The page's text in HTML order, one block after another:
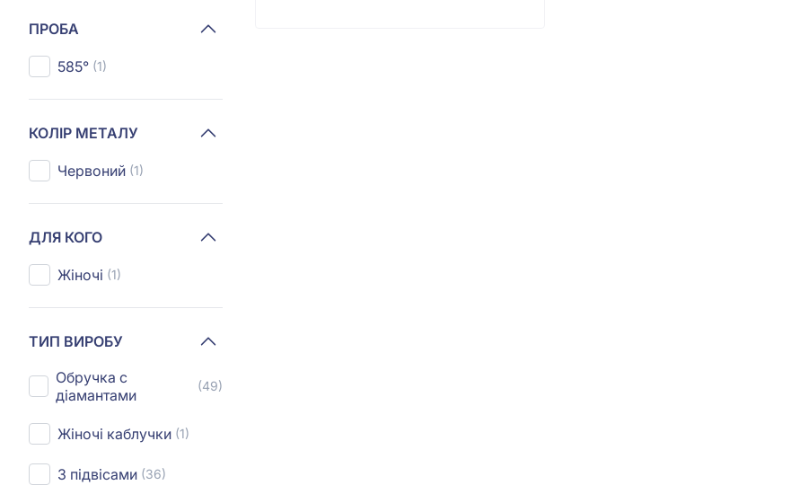
ПРОБА
585° (1)
КОЛІР МЕТАЛУ
Червоний (1)
ДЛЯ КОГО
Жіночі (1)
ТИП ВИРОБУ
Обручка с
діамантами
(49)
Жіночі каблучки (1)
З підвісами (36)